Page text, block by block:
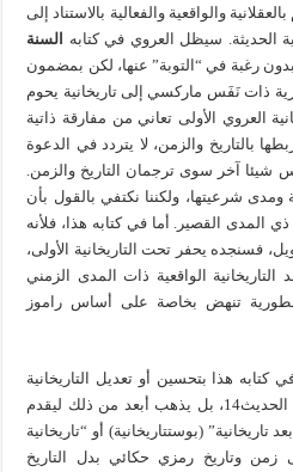
والواقعية والفعالية بالاستناد إلى
الحديثة. سيظل العروي في كتابه
السنة
وبدون رغبة في “التوبة” عنها، لكن بمضمون
ذات نَفَس ماركسي إلى تاريخانية يحوم
العروي الأولى تعاني من مفارقة ذاتية
بالتاريخ والزمن، لا يتردد في الدعوة
شيئا آخر سوى ترجمان التاريخ والزمن.
شرعيتها، ولكننا نكتفي بالقول بأن
المدى القصير. أما في كتابه هذا، فلأنه
فسنجده يحفر تحت التاريخانية الأولى،
التاريخانية الواقعية ذات المدى الزمني
أسطورية تنهض بخاصة على أساس راموز
هذا بتحسين أو تعديل التاريخانية
الأولى استجابة لمستجدات التاريخ الحديث14، بل يذهب أبعد من ذلك ليقدم
تاريخانية” (بوستتاريخانية) أو “تاريخانية
زمن وتاريخ رمزي حكائي بدل التاريخ